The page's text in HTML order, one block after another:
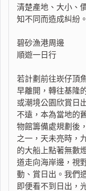
清楚產地、大小、
知不同而造成糾紛。
碧砂漁港周邊
順遊一日行
若計劃前往崁仔頂
早離開，轉往基隆
或潮境公園欣賞日
不遠，本為當地的
物館籌備處規劃後
之一，天未亮時，
的大船上點著無數
道走向海岸邊，視
動、賞日出。我們
即便看不到日出，